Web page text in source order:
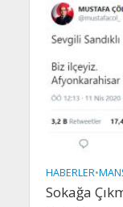
HABERLER•
Sokağa